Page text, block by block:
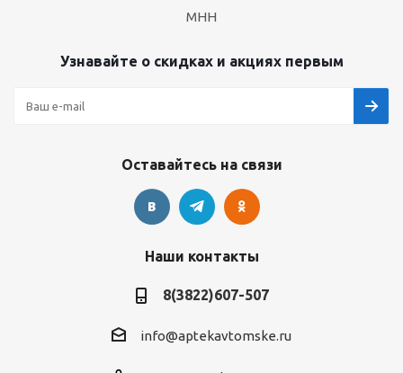
МНН
Узнавайте о скидках и акциях первым
Оставайтесь на связи
Наши контакты
8(3822)607-507
info@aptekavtomske.ru